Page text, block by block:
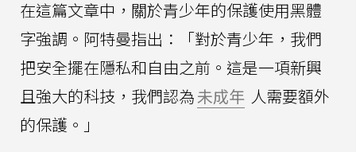
在這篇文章中，關於青少年的保護使用黑體
字強調。阿特曼指出：「對於青少年，我們
把安全擺在隱私和自由之前。這是一項新興
且強大的科技，我們認為未成年 人需要額外
的保護。」